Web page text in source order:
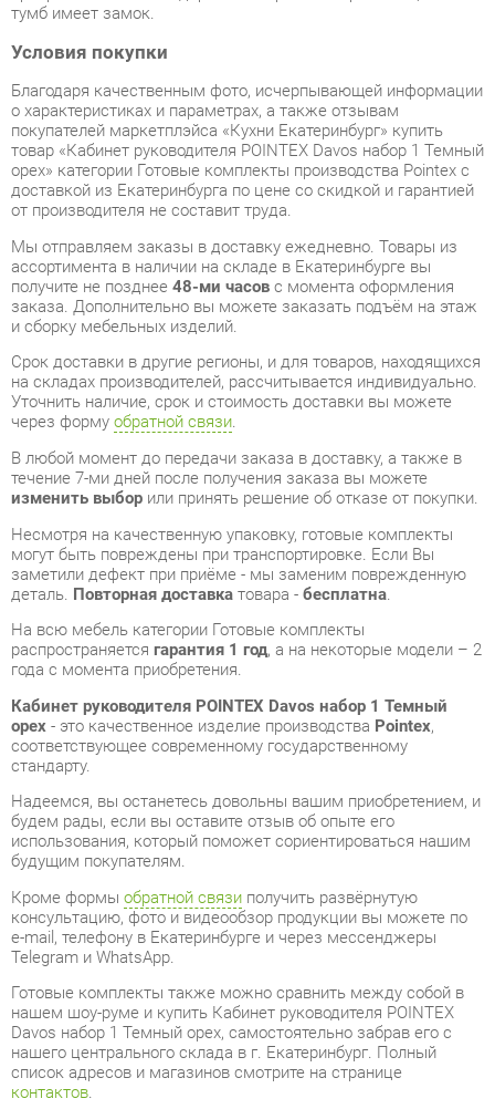
Благодаря качественным фото, исчерпывающей информации
покупателей маркетплэйса «Кухни Екатеринбург» купить
орех» категории Готовые комплекты производства Pointex с
доставкой из Екатеринбурга по цене со скидкой и гарантией
от производителя не составит труда.
Мы отправляем заказы в доставку ежедневно. Товары из
ассортимента в наличии на складе в Екатеринбурге вы
получите не позднее48-ми часовс момента оформления
заказа. Дополнительно вы можете заказать подъём на этаж
и сборку мебельных изделий.
Срок доставки в другие регионы, и для товаров, находящихся
на складах производителей, рассчитывается индивидуально.
Уточнить наличие, срок и стоимость доставки вы можете
через формуобратной связи.
В любой момент до передачи заказа в доставку, а также в
течение 7-ми дней после получения заказа вы можете
изменить выборили принять решение об отказе от покупки.
Несмотря на качественную упаковку, готовые комплекты
могут быть повреждены при транспортировке. Если Вы
заметили дефект при приёме - мы заменим поврежденную
деталь.Повторная доставкатовара -бесплатна.
На всю мебель категории Готовые комплекты
распространяетсягарантия 1 год, а на некоторые модели – 2
года с момента приобретения.
Кабинет руководителя POINTEX Davos набор 1 Темный
орех - это качественное изделие производства
соответствующее современному государственному
стандарту.
Надеемся, вы останетесь довольны вашим приобретением, и
будем рады, если вы оставите отзыв об опыте его
использования, который поможет сориентироваться нашим
будущим покупателям.
консультацию, фото и видеообзор продукции вы можете по
e-mail, телефону в Екатеринбурге и через мессенджеры
Telegram и WhatsApp.
нашем шоу-руме и купить Кабинет руководителя POINTEX
Davos набор 1 Темный орех, самостоятельно забрав его с
нашего центрального склада в г. Екатеринбург. Полный
список адресов и магазинов смотрите на странице
Материал
Массив дерева
Цвет
Темный орех